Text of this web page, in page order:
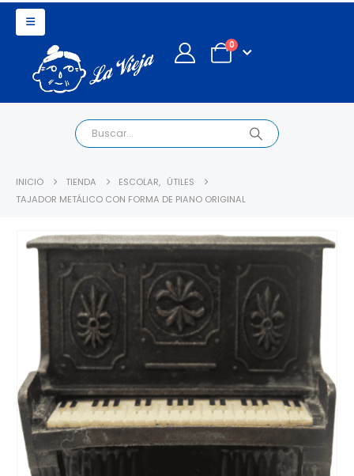
0
INICIO TIENDA ESCOLAR, ÚTILES
TAJADOR METÁLICO CON FORMA DE PIANO ORIGINAL